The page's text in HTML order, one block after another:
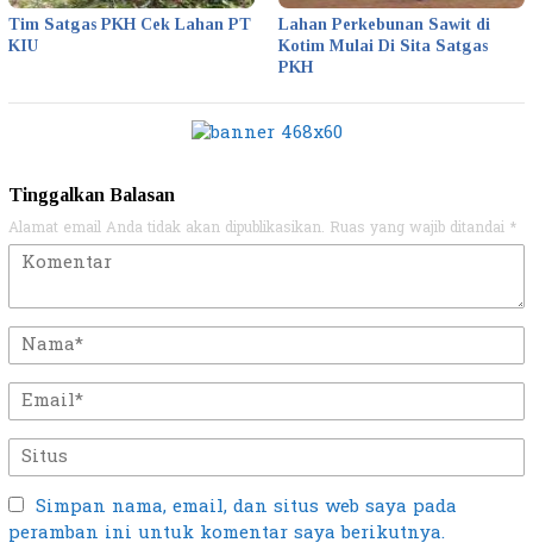
Tim Satgas PKH Cek Lahan PT
KIU
Lahan Perkebunan Sawit di
Kotim Mulai Di Sita Satgas
PKH
Tinggalkan Balasan
Alamat email Anda tidak akan dipublikasikan. Ruas yang wajib ditandai *
Simpan nama, email, dan situs web saya pada
peramban ini untuk komentar saya berikutnya.